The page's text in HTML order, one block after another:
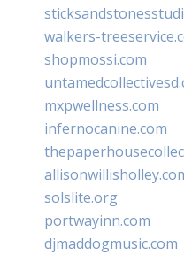
walkers-
shopmossi.com
mxpwellness.com
infernocanine.com
solslite.org
portwayinn.com
djmaddogmusic.com